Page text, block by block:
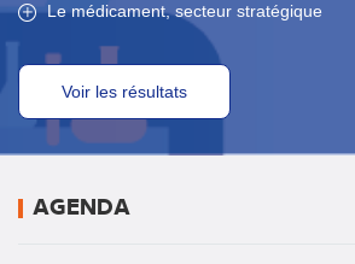
Le médicament, secteur stratégique
AGENDA